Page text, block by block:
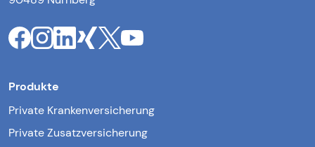
Produkte
Private Krankenversicherung
Private Zusatzversicherung